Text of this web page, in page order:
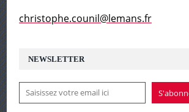
NEWSLETTER
christophe.counil@lemans.fr